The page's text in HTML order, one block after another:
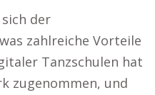
der
zahlreiche Vorteile
Tanzschulen hat
zugenommen, und